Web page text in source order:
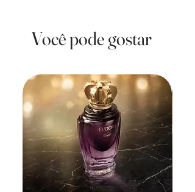
Você pode gostar